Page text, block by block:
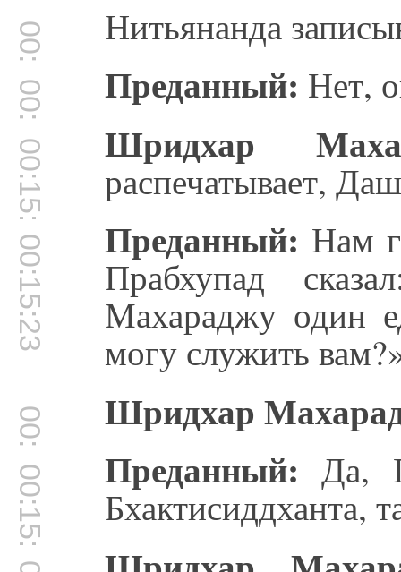
00:15:09 Нитьянанда
00:15:14 Преданный: Нет,
00:15:15 Шридхар
распечатывает,
00:15:23 Преданный: Нам
Прабхупад
Махараджу один
могу служить
00:15:45 Шридхар
00:15:46 Преданный: Да,
Бхактисиддханта,